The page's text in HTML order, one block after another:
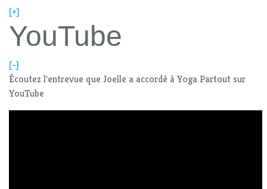
[+]
YouTube
[-]
Écoutez l'entrevue que Joelle a accordé à Yoga Partout sur
YouTube